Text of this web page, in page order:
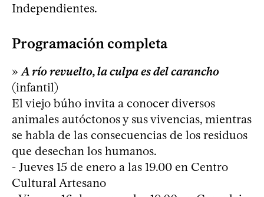
Independientes.
Programación completa
» A río revuelto, la culpa es del carancho
(infantil)
El viejo búho invita a conocer diversos
animales autóctonos y sus vivencias, mientras
se habla de las consecuencias de los residuos
que desechan los humanos.
- Jueves 15 de enero a las 19.00 en Centro
Cultural Artesano